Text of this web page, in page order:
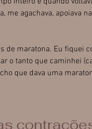
me agachava, apoiava
de maratona. Eu fiquei
o tanto que caminhei
que dava uma